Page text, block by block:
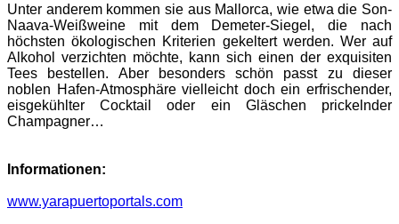
Unter anderem kommen sie aus Mallorca, wie etwa die Son-
Naava-Weißweine mit dem Demeter-Siegel, die nach
höchsten ökologischen Kriterien gekeltert werden. Wer auf
Alkohol verzichten möchte, kann sich einen der exquisiten
Tees bestellen. Aber besonders schön passt zu dieser
noblen Hafen-Atmosphäre vielleicht doch ein erfrischender,
eisgekühlter Cocktail oder ein Gläschen prickelnder
Champagner…
Informationen:
www.yarapuertoportals.com